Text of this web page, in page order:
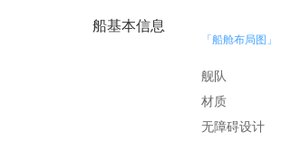
船基本信息
「船舱布局图」
舰队
材质
无障碍设计